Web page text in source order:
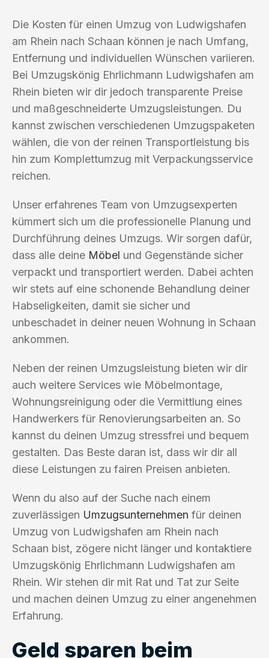
Die Kosten für einen Umzug von Ludwigshafen
am Rhein nach Schaan können je nach Umfang,
Entfernung und individuellen Wünschen variieren.
Bei Umzugskönig Ehrlichmann Ludwigshafen am
Rhein bieten wir dir jedoch transparente Preise
und maßgeschneiderte Umzugsleistungen. Du
kannst zwischen verschiedenen Umzugspaketen
wählen, die von der reinen Transportleistung bis
hin zum Komplettumzug mit Verpackungsservice
reichen.
Unser erfahrenes Team von Umzugsexperten
kümmert sich um die professionelle Planung und
Durchführung deines Umzugs. Wir sorgen dafür,
dass alle deine Möbel und Gegenstände sicher
verpackt und transportiert werden. Dabei achten
wir stets auf eine schonende Behandlung deiner
Habseligkeiten, damit sie sicher und
unbeschadet in deiner neuen Wohnung in Schaan
ankommen.
Neben der reinen Umzugsleistung bieten wir dir
auch weitere Services wie Möbelmontage,
Wohnungsreinigung oder die Vermittlung eines
Handwerkers für Renovierungsarbeiten an. So
kannst du deinen Umzug stressfrei und bequem
gestalten. Das Beste daran ist, dass wir dir all
diese Leistungen zu fairen Preisen anbieten.
Wenn du also auf der Suche nach einem
zuverlässigen Umzugsunternehmen für deinen
Umzug von Ludwigshafen am Rhein nach
Schaan bist, zögere nicht länger und kontaktiere
Umzugskönig Ehrlichmann Ludwigshafen am
Rhein. Wir stehen dir mit Rat und Tat zur Seite
und machen deinen Umzug zu einer angenehmen
Erfahrung.
Geld sparen beim